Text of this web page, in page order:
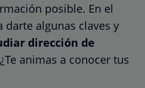
posible. En el
algunas claves y
dirección de
animas a conocer tus